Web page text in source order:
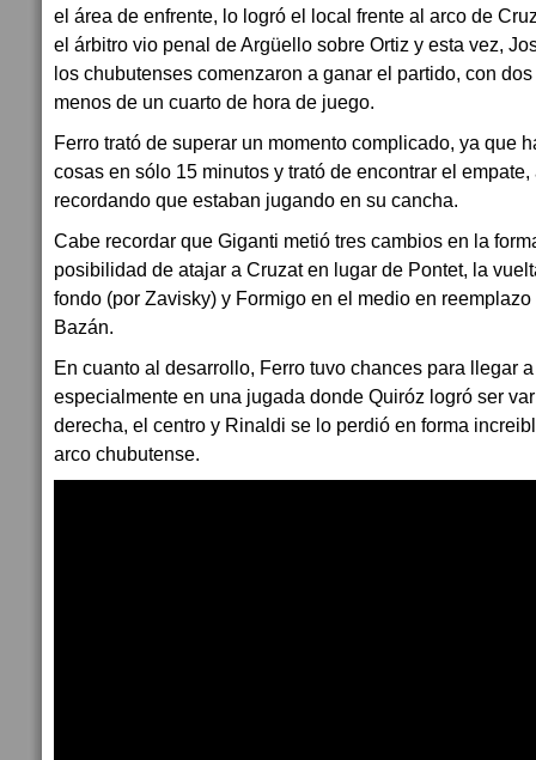
el área de enfrente, lo logró el local frente al arco de
el árbitro vio penal de Argüello sobre Ortiz y esta vez,
los chubutenses comenzaron a ganar el partido, con
menos de un cuarto de hora de juego.
Ferro trató de superar un momento complicado, ya que
cosas en sólo 15 minutos y trató de encontrar el
recordando que estaban jugando en su cancha.
Cabe recordar que Giganti metió tres cambios en la
posibilidad de atajar a Cruzat en lugar de Pontet, la
fondo (por Zavisky) y Formigo en el medio en
Bazán.
En cuanto al desarrollo, Ferro tuvo chances para llegar
especialmente en una jugada donde Quiróz logró ser
derecha, el centro y Rinaldi se lo perdió en forma
arco chubutense.